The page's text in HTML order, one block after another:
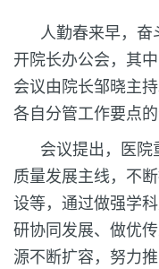
人勤春来早，奋
开院长办公会，其
会议由院长邹晓主
各自分管工作要点
会议提出，医
质量发展主线，不
设等，通过做强学
研协同发展、做优
源不断扩容，努力